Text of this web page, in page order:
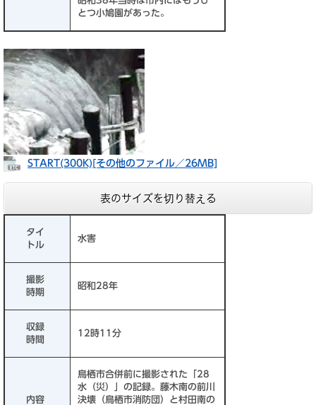
とつ小鳩園があった。
START(300K)​[その他のファイル／26MB]
表のサイズを切り替える
タイ
トル
水害
撮影
時期
昭和28年
収録
時間
12時11分
内容
鳥栖市合併前に撮影された「28
水（災）」の記録。藤木南の前川
決壊（鳥栖市消防団）と村田南の